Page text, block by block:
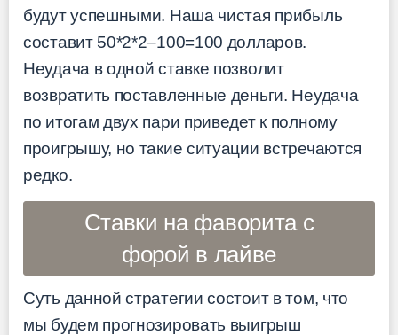
будут успешными. Наша чистая прибыль
составит 50*2*2–100=100 долларов.
Неудача в одной ставке позволит
возвратить поставленные деньги. Неудача
по итогам двух пари приведет к полному
проигрышу, но такие ситуации встречаются
редко.
Ставки на фаворита с
форой в лайве
Суть данной стратегии состоит в том, что
мы будем прогнозировать выигрыш